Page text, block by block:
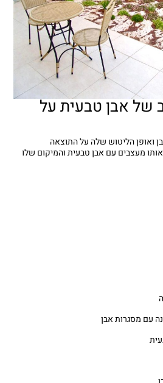
של אבן טבעית על
ואופן הליטוש שלה על התוצאה
מעצבים עם אבן טבעית והמיקום שלו
עם מסגרות אבן